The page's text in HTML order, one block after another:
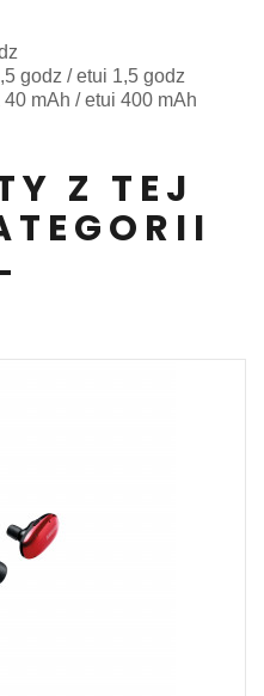
godz / etui 1,5 godz
mAh / etui 400 mAh
Z TEJ